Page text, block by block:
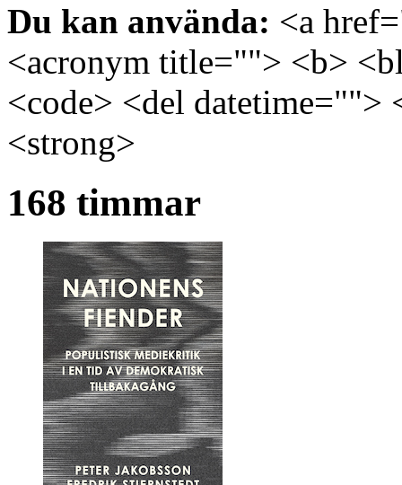
Du kan använda: <a
<acronym title=""> <b>
<code> <del
<strong>
168 timmar